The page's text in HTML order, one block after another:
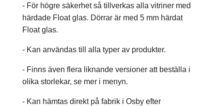
- För högre säkerhet så tillverkas alla vitriner med
härdade Float glas. Dörrar är med 5 mm härdat
Float glas.
- Kan användas till alla typer av produkter.
- Finns även flera liknande versioner att beställa i
olika storlekar, se mer i menyn.
- Kan hämtas direkt på fabrik i Osby efter